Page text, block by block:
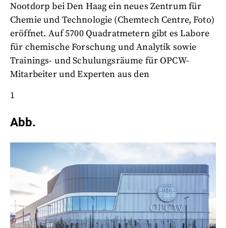
Nootdorp bei Den Haag ein neues Zentrum für
Chemie und Technologie (Chemtech Centre, Foto)
eröffnet. Auf 5700 Quadratmetern gibt es Labore
für chemische Forschung und Analytik sowie
Trainings- und Schulungsräume für OPCW-
Mitarbeiter und Experten aus den
1
Abb.